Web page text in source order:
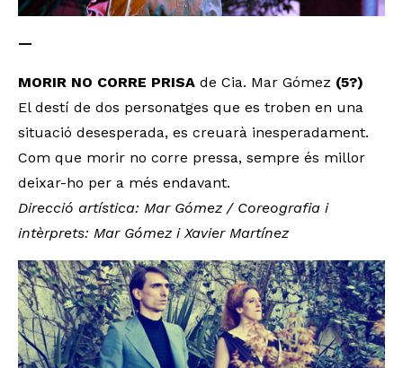
—
MORIR NO CORRE PRISA de Cia. Mar Gómez (5?)
El destí de dos personatges que es troben en una
situació desesperada, es creuarà inesperadament.
Com que morir no corre pressa, sempre és millor
deixar-ho per a més endavant.
Direcció artística: Mar Gómez / Coreografia i
intèrprets: Mar Gómez i Xavier Martínez